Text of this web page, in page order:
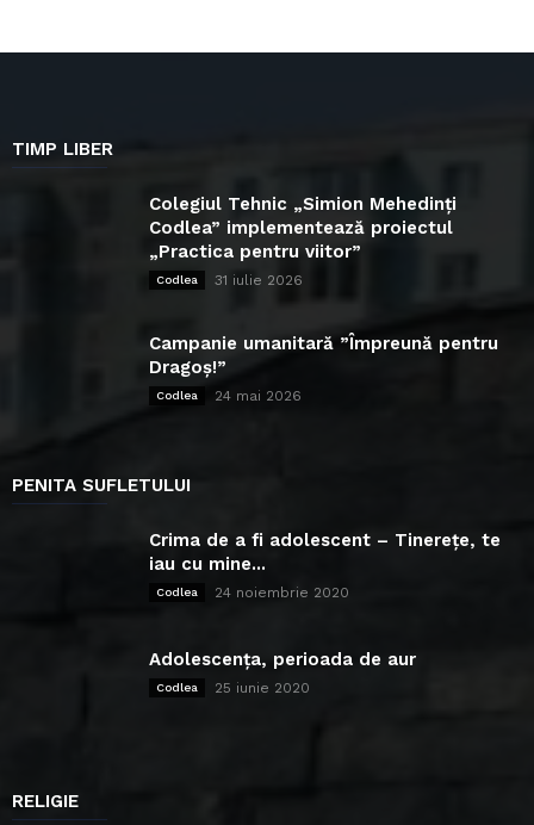
TIMP LIBER
Colegiul Tehnic „Simion Mehedinți
Codlea” implementează proiectul
„Practica pentru viitor”
Codlea 31 iulie 2026
Campanie umanitară ”Împreună pentru
Dragoș!”
Codlea 24 mai 2026
PENITA SUFLETULUI
Crima de a fi adolescent – Tinerețe, te
iau cu mine...
Codlea 24 noiembrie 2020
Adolescența, perioada de aur
Codlea 25 iunie 2020
RELIGIE